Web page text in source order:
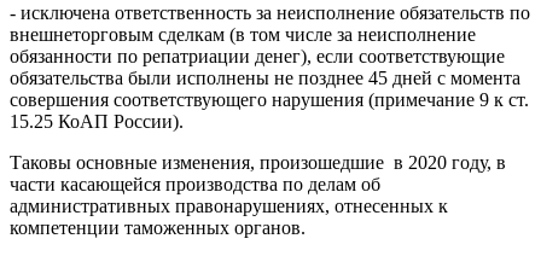
- исключена ответственность за неисполнение обязательств по
внешнеторговым сделкам (в том числе за неисполнение
обязанности по репатриации денег), если соответствующие
обязательства были исполнены не позднее 45 дней с момента
совершения соответствующего нарушения (примечание 9 к ст.
15.25 КоАП России).
Таковы основные изменения, произошедшие в 2020 году, в
части касающейся производства по делам об
административных правонарушениях, отнесенных к
компетенции таможенных органов.